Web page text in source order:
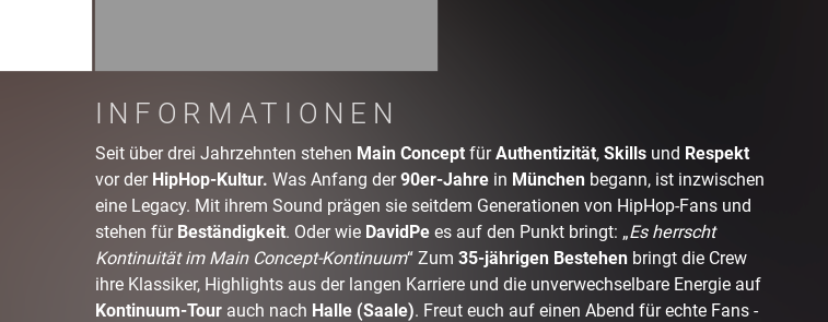
INFORMATIONEN
Seit über drei Jahrzehnten stehen Main ConceptfürAuthentizität, Skillsund Respekt
vor der HipHop-Kultur. Was Anfang der90er-Jahrein Münchenbegann, ist inzwischen
eine Legacy. Mit ihrem Sound prägen sie seitdem Generationen von HipHop-Fans und
stehen für Beständigkeit. Oder wie DavidPees auf den Punkt bringt: „Es herrscht
Kontinuität im Main Concept-Kontinuum“ Zum 35-jährigen Bestehenbringt die Crew
ihre Klassiker, Highlights aus der langen Karriere und die unverwechselbare Energie auf
Kontinuum-Tourauch nach Halle (Saale). Freut euch auf einen Abend für echte Fans -